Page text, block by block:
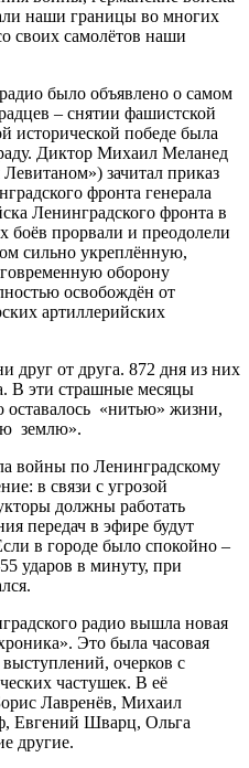
наши границы во многих
своих самолётов наши
было объявлено о самом
– снятии фашистской
исторической победе была
Диктор Михаил Меланед
зачитал приказ
фронта генерала
Ленинградского фронта в
боёв прорвали и преодолели
сильно укреплённую,
оборону
освобождён от
артиллерийских
друг от друга. 872 дня из них
В эти страшные месяцы
оставалось «нитью» жизни,
землю».
войны по Ленинградскому
в связи с угрозой
должны работать
передач в эфире будут
в городе было спокойно –
ударов в минуту, при
радио вышла новая
Это была часовая
очерков с
частушек. В её
Лавренёв, Михаил
Евгений Шварц, Ольга
другие.